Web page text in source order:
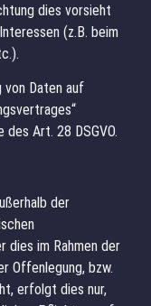
dies vorsieht
(z.B. beim
Daten auf
Art. 28 DSGVO.
der
dies im Rahmen der
Offenlegung, bzw.
erfolgt dies nur,